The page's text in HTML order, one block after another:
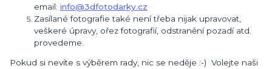
email: info@3dfotodarky.cz
Zasílané fotografie také není třeba nijak upravovat,
veškeré úpravy, ořez fotografií, odstranění pozadí atd.
provedeme.
Pokud si nevíte s výběrem rady, nic se neděje :-) Volejte naši